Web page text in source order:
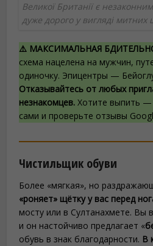
Великої Британії є
дуже дорого у вигляді митних
⚠️ МАКСИМАЛЬНАЯ
схема нацелена на мужчин,
одиночку. Эпицентры —
Отказывайтесь от любых
незнакомцев. Хотите выпить —
сами и проверьте отзывы
Чистильщик обуви
Более «мягкая», но
«роняет» щётку у вас перед
мосту или в Султанахмете.
и он настойчиво предлагает «
обувь в знак благодарности. В